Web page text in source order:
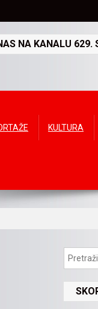
NA KANALU 629.
KULTURA